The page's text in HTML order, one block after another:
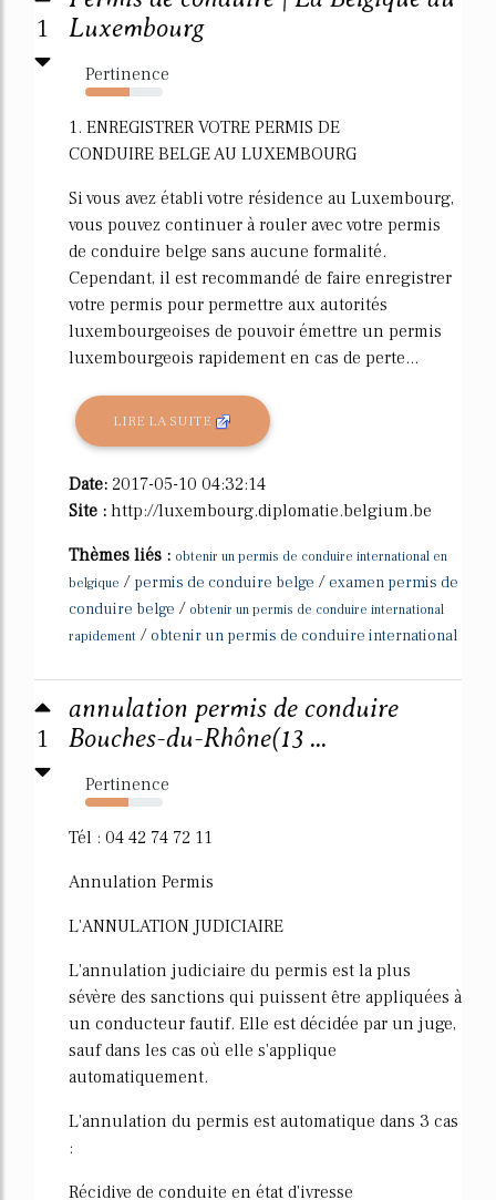
1
Luxembourg
Pertinence
57%
1. ENREGISTRER VOTRE PERMIS DE
CONDUIRE BELGE AU LUXEMBOURG
Si vous avez établi votre résidence au Luxembourg,
vous pouvez continuer à rouler avec votre permis
de conduire belge sans aucune formalité.
Cependant, il est recommandé de faire enregistrer
votre permis pour permettre aux autorités
luxembourgeoises de pouvoir émettre un permis
luxembourgeois rapidement en cas de perte...
LIRE LA SUITE
Date: 2017-05-10 04:32:14
Site : http://luxembourg.diplomatie.belgium.be
Thèmes liés : obtenir un permis de conduire international en
belgique / permis de conduire belge / examen permis de
conduire belge / obtenir un permis de conduire international
rapidement / obtenir un permis de conduire international
1
annulation permis de conduire
Bouches-du-Rhône(13 ...
Pertinence
56%
Tél : 04 42 74 72 11
Annulation Permis
L'ANNULATION JUDICIAIRE
L'annulation judiciaire du permis est la plus
sévère des sanctions qui puissent être appliquées à
un conducteur fautif. Elle est décidée par un juge,
sauf dans les cas où elle s'applique
automatiquement.
L'annulation du permis est automatique dans 3 cas
:
Récidive de conduite en état d'ivresse